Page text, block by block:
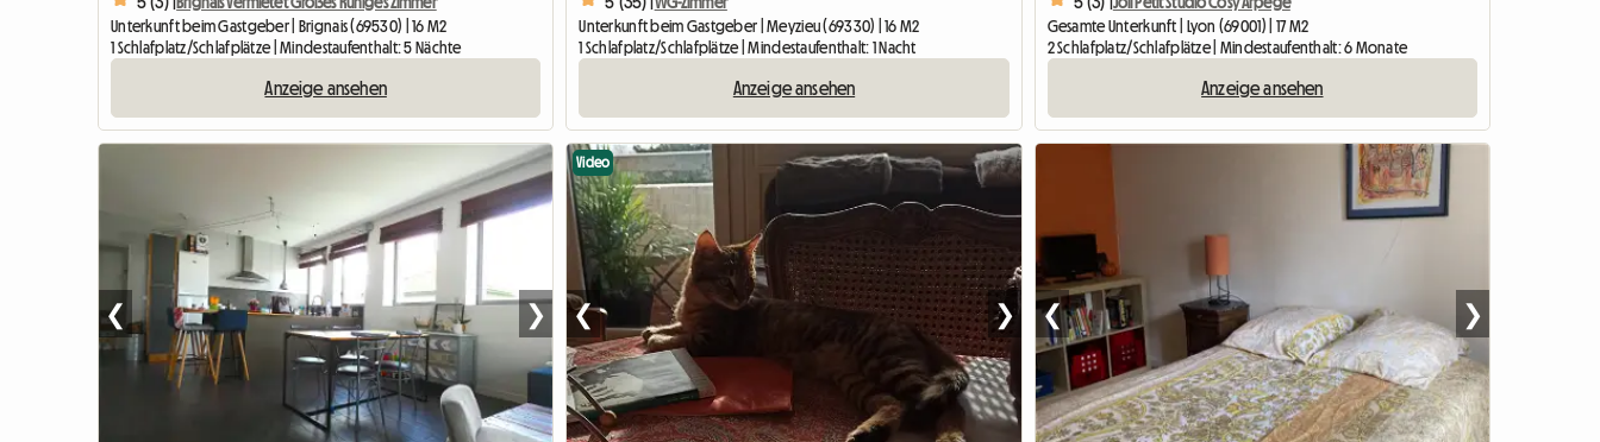
Unterkunft beim Gastgeber | Brignais (69530) | 16 M2
1 Schlafplatz/Schlafplätze | Mindestaufenthalt: 5 Nächte
Anzeige ansehen
Unterkunft beim Gastgeber | Meyzieu (69330) | 16 M2
1 Schlafplatz/Schlafplätze | Mindestaufenthalt: 1 Nacht
Anzeige ansehen
Gesamte Unterkunft | Lyon (69001) | 17 M2
2 Schlafplatz/Schlafplätze | Mindestaufenthalt: 6 Monate
Anzeige ansehen
❮ ❯
Video
❮ ❯ ❮ ❯